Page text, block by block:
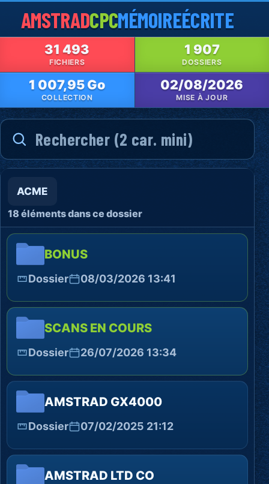
AMSTRADCPCMÉMOIREÉCRITE
31 493
FICHIERS
1 907
DOSSIERS
1 007,95 Go
COLLECTION
02/08/2026
MISE À JOUR
ACME
18 éléments dans ce dossier
BONUS
Dossier 08/03/2026 13:41
SCANS EN COURS
Dossier 26/07/2026 13:34
AMSTRAD GX4000
Dossier 07/02/2025 21:12
AMSTRAD LTD CO